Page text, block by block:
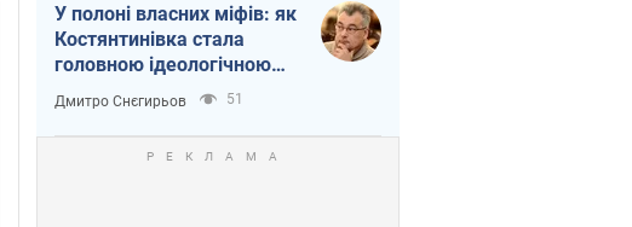
У полоні власних міфів: як
Костянтинівка стала
головною ідеологічною
пасткою для російських
окупантів
Дмитро Снєгирьов 51